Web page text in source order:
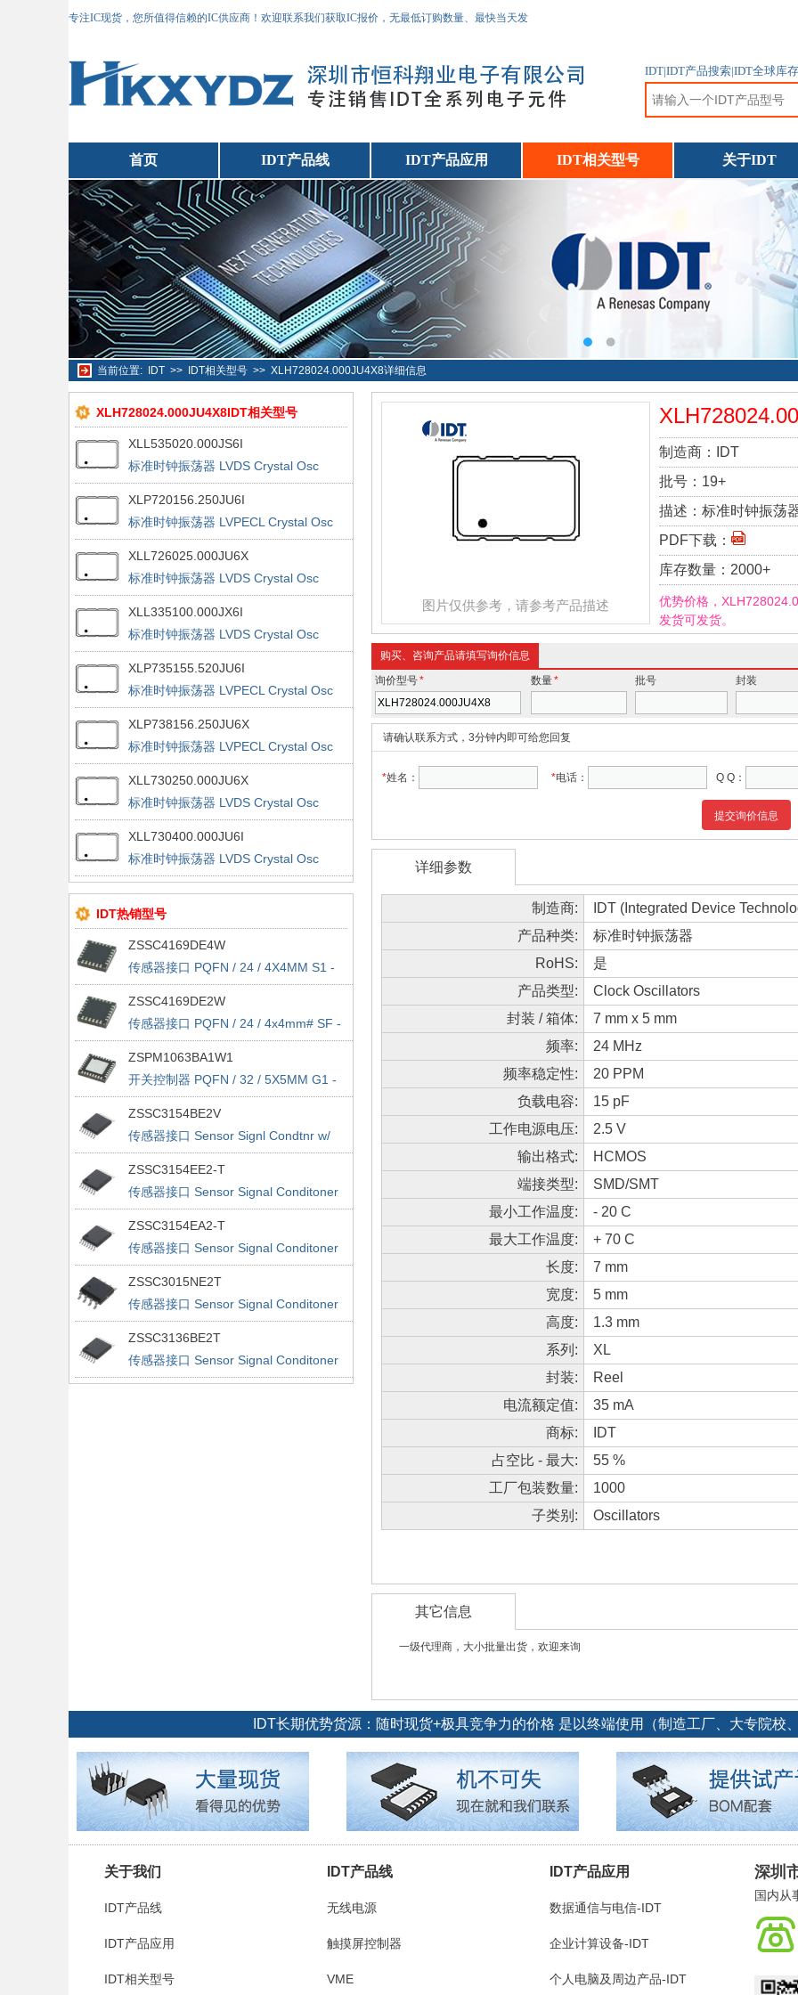
专注IC现货，您所值得信赖的IC供应商！欢迎联系我们获取IC报价，无最低订购数量、最快当天发
IDT|IDT产品搜索|IDT全球库
首页 IDT产品线 IDT产品应用 IDT相关型号 关于IDT
当前位置: IDT >> IDT相关型号 >> XLH728024.000JU4X8详细信息
XLH728024.000JU4X8IDT相关型号
XLL535020.000JS6I
标准时钟振荡器 LVDS Crystal Osc
50ppm 3.3V 20.000MHz
XLP720156.250JU6I
标准时钟振荡器 LVPECL Crystal Osc
100ppm 2.5 156.25Mhz
XLL726025.000JU6X
标准时钟振荡器 LVDS Crystal Osc
25ppm 2.5V 25MHz
XLL335100.000JX6I
标准时钟振荡器 LVDS Crystal Osc
50ppm 3.3V 100MHz
XLP735155.520JU6I
标准时钟振荡器 LVPECL Crystal Osc
50ppm 3.3V 155.52Mhz
XLP738156.250JU6X
标准时钟振荡器 LVPECL Crystal Osc
20ppm 3.3V 156.25Mhz
XLL730250.000JU6X
标准时钟振荡器 LVDS Crystal Osc
100ppm 3.3V 250MHz
XLL730400.000JU6I
标准时钟振荡器 LVDS Crystal Osc
100ppm 3.3V 400MHz
IDT热销型号
ZSSC4169DE4W
传感器接口 PQFN / 24 / 4X4MM S1 -
TAPE&REEL - 7"
ZSSC4169DE2W
传感器接口 PQFN / 24 / 4x4mm# SF -
tape&reel - 7"
ZSPM1063BA1W1
开关控制器 PQFN / 32 / 5X5MM G1 -
TAPE&REEL - 7"
ZSSC3154BE2V
传感器接口 Sensor Signl Condtnr w/
Dual Analog Out
ZSSC3154EE2-T
传感器接口 Sensor Signal Conditoner
ZSSC3154EA2-T
传感器接口 Sensor Signal Conditoner
ZSSC3015NE2T
传感器接口 Sensor Signal Conditoner
ZSSC3136BE2T
传感器接口 Sensor Signal Conditoner
图片仅供参考，请参考产品描述
制造商：
IDT
批号： 19+
描述： 标准时钟振荡
PDF下载：
库存数量： 2000+
优势价格，
发货可发货。
购买、咨询产品请填写询价信息
询价型号* 数量* 批号 封装
请确认联系方式，3分钟内即可给您回复
*姓名： *电话： Q Q：
提交询价信息
详细参数
制造商:
IDT (Integrated Device
产品种类:
标准时钟振荡器
RoHS:
是
产品类型:
Clock Oscillators
封装 / 箱体:
7 mm x 5 mm
频率:
24 MHz
频率稳定性:
20 PPM
负载电容:
15 pF
工作电源电压:
2.5 V
输出格式:
HCMOS
端接类型:
SMD/SMT
最小工作温度:
- 20 C
最大工作温度:
+ 70 C
长度:
7 mm
宽度:
5 mm
高度:
1.3 mm
系列:
XL
封装:
Reel
电流额定值:
35 mA
商标:
IDT
占空比 - 最大:
55 %
工厂包装数量:
1000
子类别:
Oscillators
其它信息
一级代理商，大小批量出货，欢迎来询
IDT长期优势货源：随时现货+极具竞争力的价格 是以终端使用（制造工厂、大专院校
关于我们
IDT产品线
IDT产品应用
IDT相关型号
IDT产品线
无线电源
触摸屏控制器
VME
IDT产品应用
数据通信与电信-IDT
企业计算设备-IDT
个人电脑及周边产品-IDT
深圳
国内从